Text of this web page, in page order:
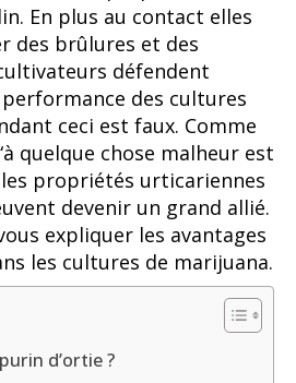
En plus au contact elles
des brûlures et des
défendent
performance des cultures
ceci est faux. Comme
quelque chose malheur est
les propriétés urticariennes
devenir un grand allié.
expliquer les avantages
les cultures de marijuana.
d’ortie ?